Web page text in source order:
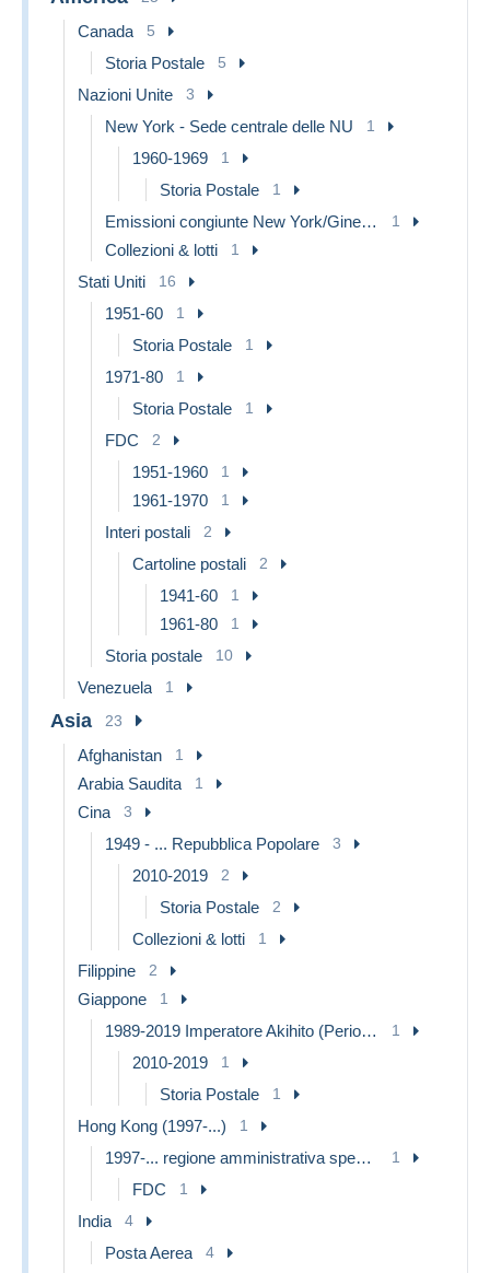
Canada 5
Storia Postale 5
Nazioni Unite 3
New York - Sede centrale delle NU 1
1960-1969 1
Storia Postale 1
Emissioni congiunte New York/Ginevra/Vienna 1
Collezioni & lotti 1
Stati Uniti 16
1951-60 1
Storia Postale 1
1971-80 1
Storia Postale 1
FDC 2
1951-1960 1
1961-1970 1
Interi postali 2
Cartoline postali 2
1941-60 1
1961-80 1
Storia postale 10
Venezuela 1
Asia 23
Afghanistan 1
Arabia Saudita 1
Cina 3
1949 - ... Repubblica Popolare 3
2010-2019 2
Storia Postale 2
Collezioni & lotti 1
Filippine 2
Giappone 1
1989-2019 Imperatore Akihito (Periodo Heisei) 1
2010-2019 1
Storia Postale 1
Hong Kong (1997-...) 1
1997-... regione amministrativa speciale della Cina 1
FDC 1
India 4
Posta Aerea 4